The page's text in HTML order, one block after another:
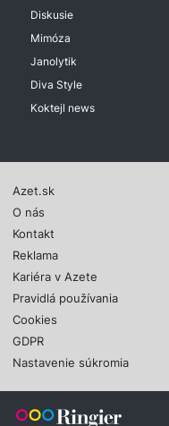
Diskusie
Mimóza
Janolytik
Diva Style
Koktejl news
Azet.sk
O nás
Kontakt
Reklama
Kariéra v Azete
Pravidlá používania
Cookies
GDPR
Nastavenie súkromia